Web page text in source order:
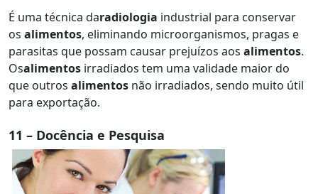
É uma técnica daradiologia industrial para conservar
os alimentos, eliminando microorganismos, pragas e
parasitas que possam causar prejuízos aos alimentos.
Osalimentos irradiados tem uma validade maior do
que outros alimentos não irradiados, sendo muito útil
para exportação.
11 – Docência e Pesquisa